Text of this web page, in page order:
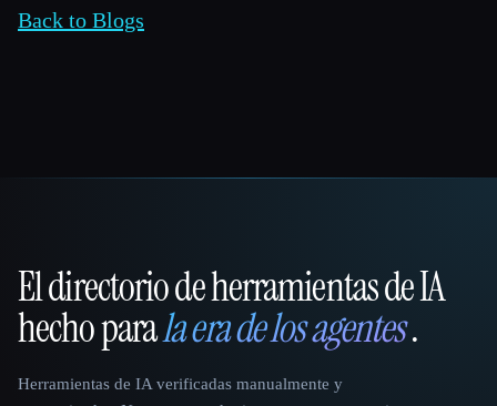
Back to Blogs
That AI Collection
El directorio de herramientas de IA
hecho parala era de los agentes.
Herramientas de IA verificadas manualmente y